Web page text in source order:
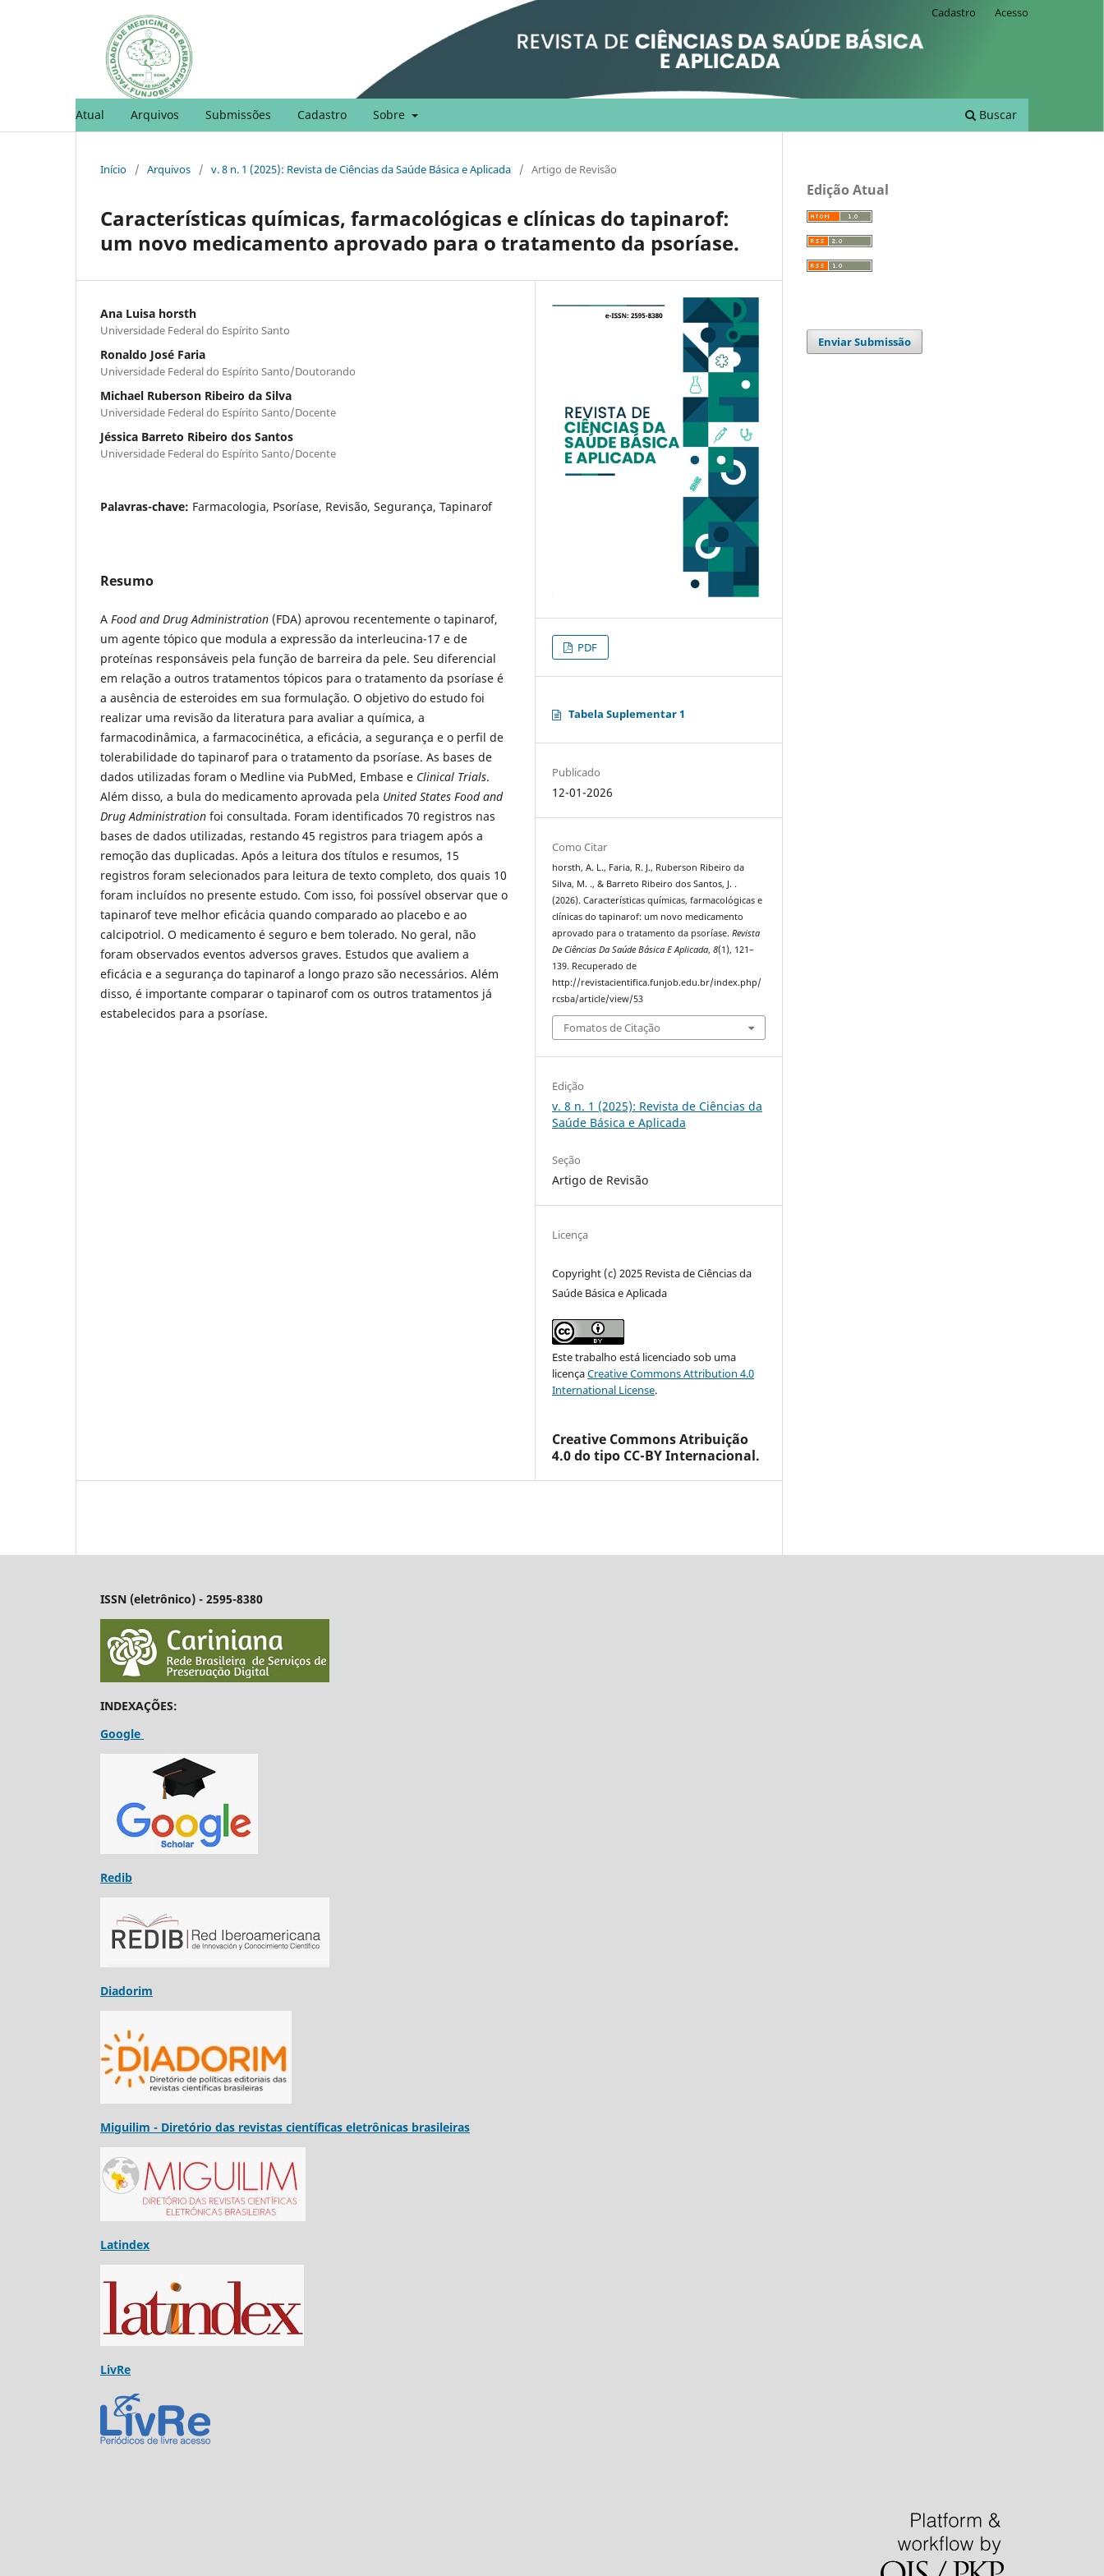
Atual Arquivos Submissões Cadastro Sobre Buscar
Cadastro Acesso
Início / Arquivos / v. 8 n. 1 (2025): Revista de Ciências da Saúde Básica e Aplicada / Artigo de Revisão
Características químicas, farmacológicas e clínicas do tapinarof:
um novo medicamento aprovado para o tratamento da psoríase.
Ana Luisa horsth
Universidade Federal do Espírito Santo
Ronaldo José Faria
Universidade Federal do Espírito Santo/Doutorando
Michael Ruberson Ribeiro da Silva
Universidade Federal do Espírito Santo/Docente
Jéssica Barreto Ribeiro dos Santos
Universidade Federal do Espírito Santo/Docente
Palavras-chave: Farmacologia, Psoríase, Revisão, Segurança, Tapinarof
Resumo
A Food and Drug Administration (FDA) aprovou recentemente o tapinarof,
um agente tópico que modula a expressão da interleucina-17 e de
proteínas responsáveis pela função de barreira da pele. Seu diferencial
em relação a outros tratamentos tópicos para o tratamento da psoríase é
a ausência de esteroides em sua formulação. O objetivo do estudo foi
realizar uma revisão da literatura para avaliar a química, a
farmacodinâmica, a farmacocinética, a eficácia, a segurança e o perfil de
tolerabilidade do tapinarof para o tratamento da psoríase. As bases de
dados utilizadas foram o Medline via PubMed, Embase e Clinical Trials.
Além disso, a bula do medicamento aprovada pela United States Food and
Drug Administration foi consultada. Foram identificados 70 registros nas
bases de dados utilizadas, restando 45 registros para triagem após a
remoção das duplicadas. Após a leitura dos títulos e resumos, 15
registros foram selecionados para leitura de texto completo, dos quais 10
foram incluídos no presente estudo. Com isso, foi possível observar que o
tapinarof teve melhor eficácia quando comparado ao placebo e ao
calcipotriol. O medicamento é seguro e bem tolerado. No geral, não
foram observados eventos adversos graves. Estudos que avaliem a
eficácia e a segurança do tapinarof a longo prazo são necessários. Além
disso, é importante comparar o tapinarof com os outros tratamentos já
estabelecidos para a psoríase.
PDF
Tabela Suplementar 1
Publicado
12-01-2026
Como Citar
horsth, A. L., Faria, R. J., Ruberson Ribeiro da
Silva, M. ., & Barreto Ribeiro dos Santos, J. .
(2026). Características químicas, farmacológicas e
clínicas do tapinarof: um novo medicamento
aprovado para o tratamento da psoríase.Revista
De Ciências Da Saúde Básica E Aplicada,8(1), 121–
139. Recuperado de
http://revistacientifica.funjob.edu.br/index.php/
rcsba/article/view/53
Fomatos de Citação
Edição
v. 8 n. 1 (2025): Revista de Ciências da
Saúde Básica e Aplicada
Seção
Artigo de Revisão
Licença
Copyright (c) 2025 Revista de Ciências da
Saúde Básica e Aplicada
Este trabalho está licenciado sob uma
licençaCreative Commons Attribution 4.0
International License.
Creative Commons Atribuição
4.0 do tipo CC-BY Internacional.
Edição Atual
Enviar Submissão
ISSN (eletrônico) - 2595-8380
INDEXAÇÕES:
Google
Redib
Diadorim
Miguilim - Diretório das revistas científicas eletrônicas brasileiras
Latindex
LivRe